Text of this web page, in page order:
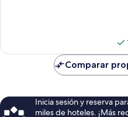
Comparar
Inicia sesión y reserva
miles de hoteles. ¡Más